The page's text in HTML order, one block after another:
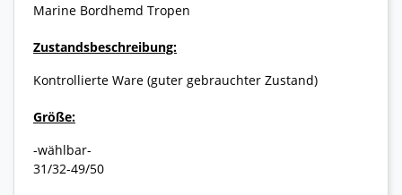
Marine Bordhemd Tropen
Zustandsbeschreibung:
Kontrollierte Ware (guter gebrauchter Zustand)
Größe:
-wählbar-
31/32-49/50